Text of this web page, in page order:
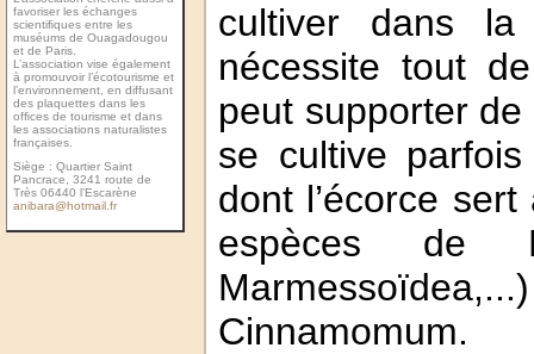
favoriser les échanges
scientiﬁques entre les
muséums de Ouagadougou
et de Paris.
L’association vise également
à promouvoir l’écotourisme et
l’environnement, en diffusant
des plaquettes dans les
ofﬁces de tourisme et dans
les associations naturalistes
françaises.
Siège : Quartier Saint
Pancrace, 3241 route de
Très 06440 l’Escarène
anibara@hotmail.fr
cultiver dans la
nécessite tout
peut supporter
se cultive
dont l’écorce
espèces de
Cinnamomum.